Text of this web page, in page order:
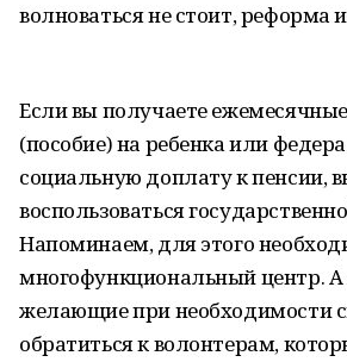
волноваться не стоит, реформа
Если вы получаете
(пособие) на ребенка или
социальную доплату к пенсии,
воспользоваться
Напоминаем, для этого
многофункциональный центр. А
желающие при необходимости
обратиться к волонтерам,